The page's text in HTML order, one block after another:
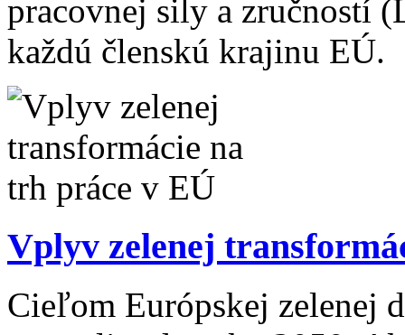
pracovnej sily a zručností
každú členskú krajinu EÚ.
Vplyv zelenej
Cieľom Európskej zelenej